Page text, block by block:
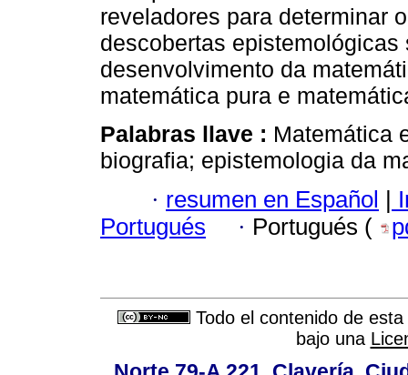
reveladores para determinar
descobertas epistemológicas
desenvolvimento da
matemática pura e
Palabras llave : Matemática
biografia; epistemologia da
· resumen en Español |
Portugués
· Portugués (
Todo el contenido de
bajo una